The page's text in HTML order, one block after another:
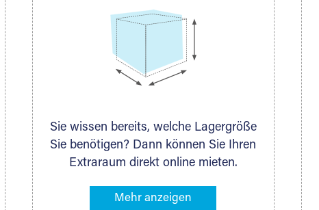
DAS KÖNNEN WIR
nach Ihrem Platzbedarf und dem Lagervolumen
anbieten. Auch ganz individuelle
Sie wissen bereits, welche Lagergröße
Sie benötigen? Dann können Sie Ihren
Extraraum direkt online mieten.
Lagerliste die entsprechenden